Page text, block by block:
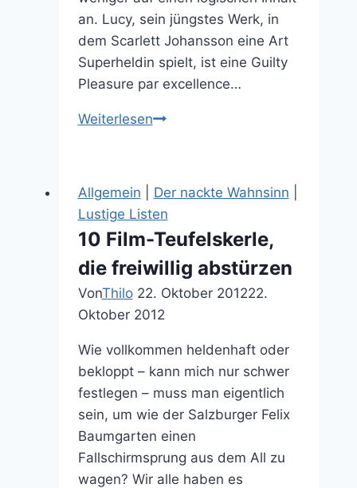
an. Lucy, sein jüngstes Werk, in
dem Scarlett Johansson eine Art
Superheldin spielt, ist eine Guilty
Pleasure par excellence…
WeiterlesenFilmkritik:
Pleasure
zum
Hirn
ausschalten
und
genießen
Allgemein Der nackte Wahnsinn
Lustige Listen
10 Film-Teufelskerle,
die freiwillig abstürzen
VonThilo 22. Oktober 201222.
Oktober 2012
Wie vollkommen heldenhaft oder
bekloppt – kann mich nur schwer
festlegen – muss man eigentlich
sein, um wie der Salzburger Felix
Baumgarten einen
Fallschirmsprung aus dem All zu
wagen? Wir alle haben es